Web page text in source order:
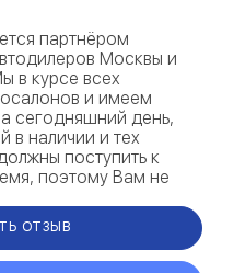
партнёром
Москвы и
в курсе всех
и имеем
сегодняшний день,
в наличии и тех
поступить к
поэтому Вам не
ОТЗЫВ